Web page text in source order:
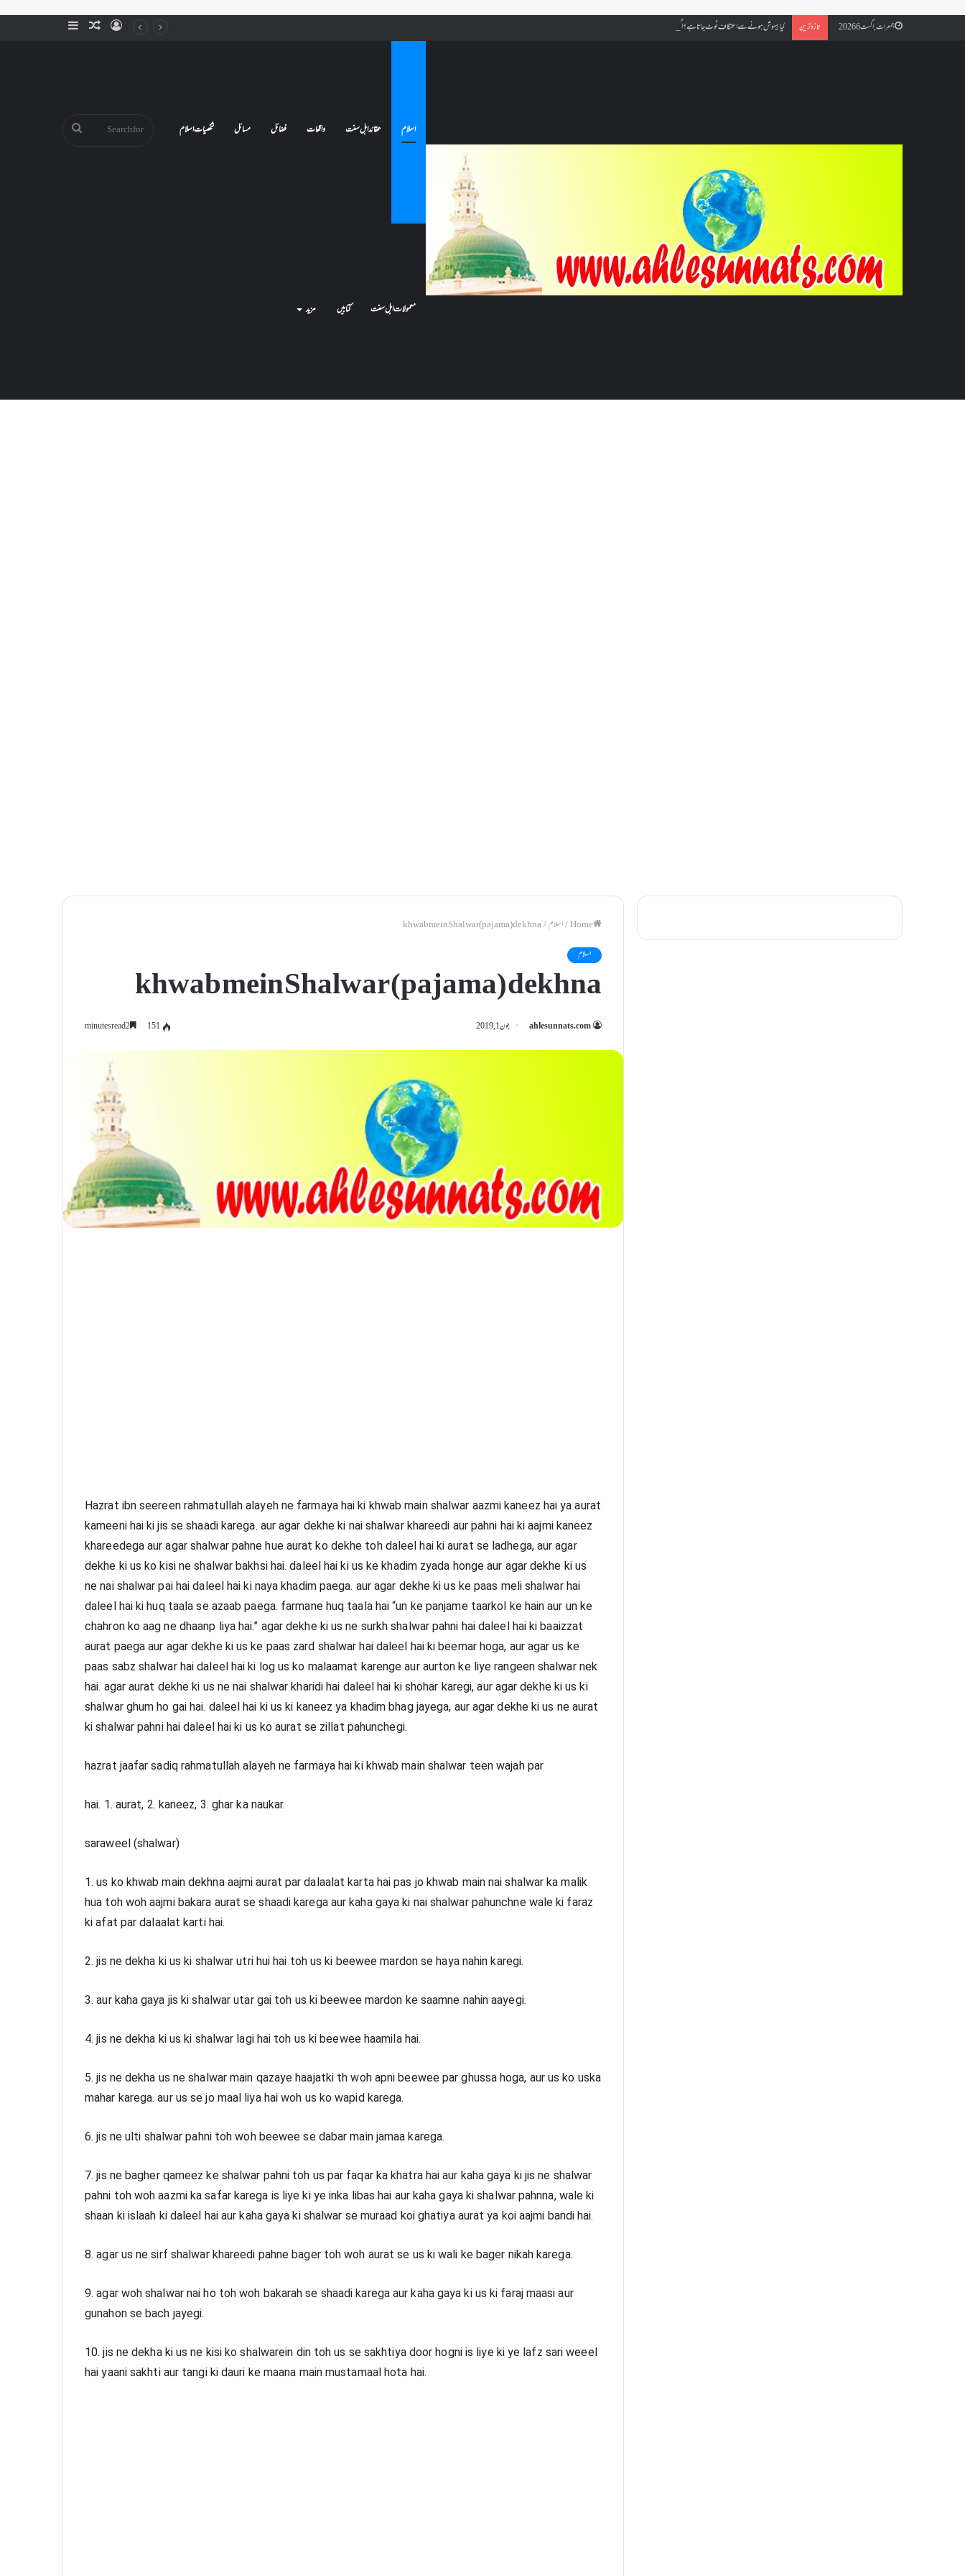
جمعرات, اگست 6 2026 تازہ ترین کیا بیہوش ہونے سے اعتکاف ٹوٹ جاتا ہے؟ اگر معتکف کو احتلام ہو جائے تو کیا اس کا اعتکاف ٹوٹ جائے گا؟فنائے مسجد کسے کہتے ہیں ، اور کیا معتکف فنائے مسجد میں جا سکتا ہے؟ SidebarRandomLog
اسلام عقائد اہل سنت واقعات فضائل مسائل شخصیات اسلام
معمولات اہل سنت کتابیں مزید
Search
/اسلام/
khwab mein Shalwar (pajama) dekhna
اسلام
khwab mein Shalwar (pajama) dekhna
ahlesunnats.com جون 1, 2019 151
Hazrat ibn seereen rahmatullah alayeh ne farmaya hai ki khwab main shalwar aazmi kaneez hai ya aurat
kameeni hai ki jis se shaadi karega. aur agar dekhe ki nai shalwar khareedi aur pahni hai ki aajmi kaneez
khareedega aur agar shalwar pahne hue aurat ko dekhe toh daleel hai ki aurat se ladhega, aur agar
dekhe ki us ko kisi ne shalwar bakhsi hai. daleel hai ki us ke khadim zyada honge aur agar dekhe ki us
ne nai shalwar pai hai daleel hai ki naya khadim paega. aur agar dekhe ki us ke paas meli shalwar hai
daleel hai ki huq taala se azaab paega. farmane huq taala hai “un ke panjame taarkol ke hain aur un ke
chahron ko aag ne dhaanp liya hai.” agar dekhe ki us ne surkh shalwar pahni hai daleel hai ki baaizzat
aurat paega aur agar dekhe ki us ke paas zard shalwar hai daleel hai ki beemar hoga, aur agar us ke
paas sabz shalwar hai daleel hai ki log us ko malaamat karenge aur aurton ke liye rangeen shalwar nek
hai. agar aurat dekhe ki us ne nai shalwar kharidi hai daleel hai ki shohar karegi, aur agar dekhe ki us ki
shalwar ghum ho gai hai. daleel hai ki us ki kaneez ya khadim bhag jayega, aur agar dekhe ki us ne aurat
ki shalwar pahni hai daleel hai ki us ko aurat se zillat pahunchegi.
hazrat jaafar sadiq rahmatullah alayeh ne farmaya hai ki khwab main shalwar teen wajah par
hai. 1. aurat, 2. kaneez, 3. ghar ka naukar.
saraweel (shalwar)
1. us ko khwab main dekhna aajmi aurat par dalaalat karta hai pas jo khwab main nai shalwar ka malik
hua toh woh aajmi bakara aurat se shaadi karega aur kaha gaya ki nai shalwar pahunchne wale ki faraz
ki afat par dalaalat karti hai.
2. jis ne dekha ki us ki shalwar utri hui hai toh us ki beewee mardon se haya nahin karegi.
3. aur kaha gaya jis ki shalwar utar gai toh us ki beewee mardon ke saamne nahin aayegi.
4. jis ne dekha ki us ki shalwar lagi hai toh us ki beewee haamila hai.
5. jis ne dekha us ne shalwar main qazaye haajatki th woh apni beewee par ghussa hoga, aur us ko uska
mahar karega. aur us se jo maal liya hai woh us ko wapid karega.
6. jis ne ulti shalwar pahni toh woh beewee se dabar main jamaa karega.
7. jis ne bagher qameez ke shalwar pahni toh us par faqar ka khatra hai aur kaha gaya ki jis ne shalwar
pahni toh woh aazmi ka safar karega is liye ki ye inka libas hai aur kaha gaya ki shalwar pahnna, wale ki
shaan ki islaah ki daleel hai aur kaha gaya ki shalwar se muraad koi ghatiya aurat ya koi aajmi bandi hai.
8. agar us ne sirf shalwar khareedi pahne bager toh woh aurat se us ki wali ke bager nikah karega.
9. agar woh shalwar nai ho toh woh bakarah se shaadi karega aur kaha gaya ki us ki faraj maasi aur
gunahon se bach jayegi.
10. jis ne dekha ki us ne kisi ko shalwarein din toh us se sakhtiya door hogni is liye ki ye lafz sari weeel
hai yaani sakhti aur tangi ki dauri ke maana main mustamaal hota hai.